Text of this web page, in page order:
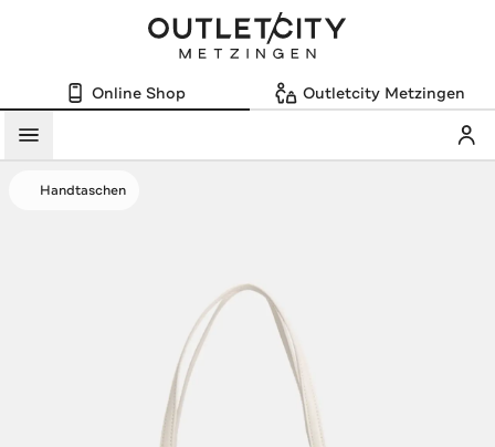
Online Shop Outletcity Metzingen
Menü
Handtaschen